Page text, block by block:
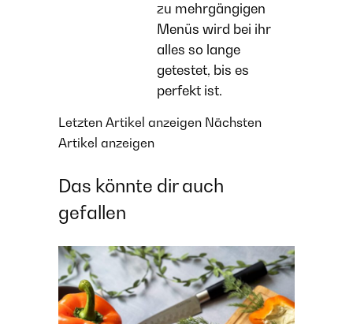
zu mehrgängigen
Menüs wird bei ihr
alles so lange
getestet, bis es
perfekt ist.
Letzten Artikel anzeigen Nächsten
Artikel anzeigen
Das könnte dir auch
gefallen